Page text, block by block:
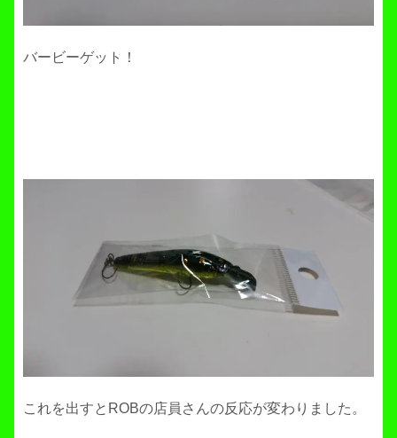
バービーゲット！
これを出すとROBの店員さんの反応が変わりました。